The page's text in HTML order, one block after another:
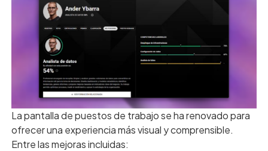
La pantalla de puestos de trabajo se ha renovado para
ofrecer una experiencia más visual y comprensible.
Entre las mejoras incluidas: